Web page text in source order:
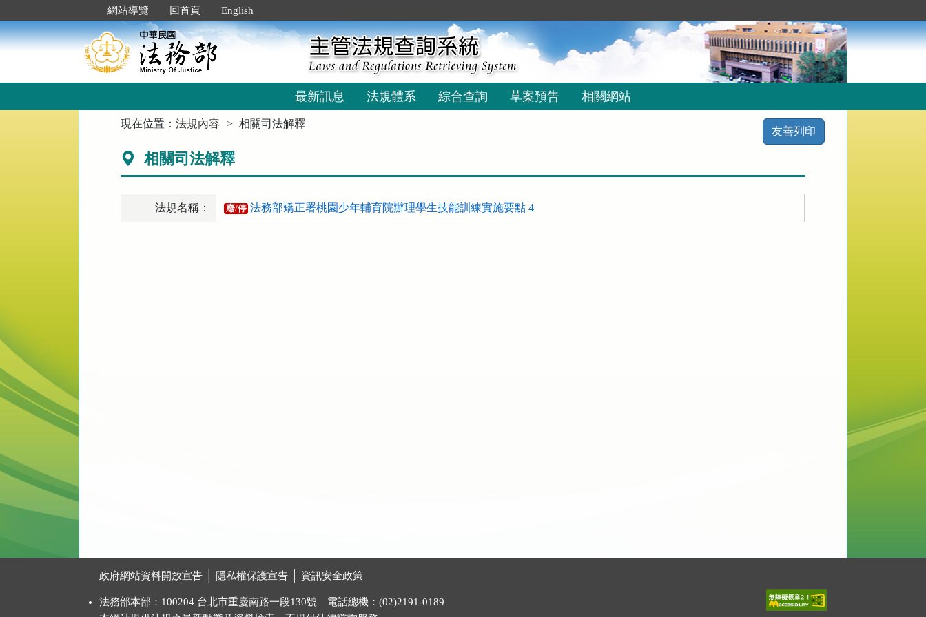
到
主
要
網站導覽 回首頁 English
最新訊息 法規體系 綜合查詢 草案預告 相關網站
現在位置：法規內容 相關司法解釋
友善列印
相關司法解釋
法規名稱： 廢/停 法務部矯正署桃園少年輔育院辦理學生技能訓練實施要點 4
政府網站資料開放宣告 隱私權保護宣告 資訊安全政策
法務部本部：100204 台北市重慶南路一段130號 電話總機：(02)2191-0189